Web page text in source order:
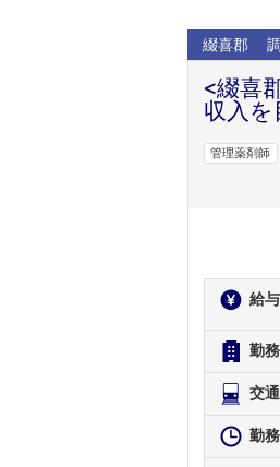
綴喜郡
<綴喜
収入
管理薬剤師
給与
勤
交
勤